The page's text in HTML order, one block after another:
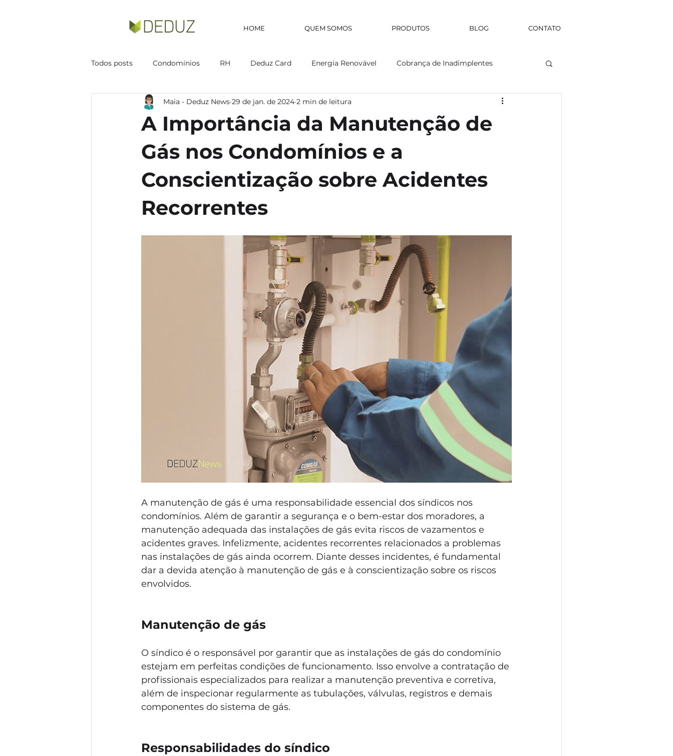
HOME QUEM SOMOS PRODUTOS BLOG CONTATO
Todos posts Condomínios RH Deduz Card Energia Renovável Cobrança de Inadimplentes
A Importância da Manutenção de
Gás nos Condomínios e a
Conscientização sobre Acidentes
Recorrentes
Maia - Deduz News 29 de jan. de 2024 2 min de leitura
A manutenção de gás é uma responsabilidade essencial dos síndicos nos
condomínios. Além de garantir a segurança e o bem-estar dos moradores, a
manutenção adequada das instalações de gás evita riscos de vazamentos e
acidentes graves. Infelizmente, acidentes recorrentes relacionados a problemas
nas instalações de gás ainda ocorrem. Diante desses incidentes, é fundamental
dar a devida atenção à manutenção de gás e à conscientização sobre os riscos
envolvidos.
Manutenção de gás
O síndico é o responsável por garantir que as instalações de gás do condomínio
estejam em perfeitas condições de funcionamento. Isso envolve a contratação de
profissionais especializados para realizar a manutenção preventiva e corretiva,
além de inspecionar regularmente as tubulações, válvulas, registros e demais
componentes do sistema de gás.
Responsabilidades do síndico